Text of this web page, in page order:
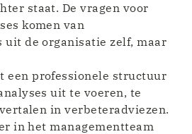
staat. De vragen voor
komen van
uit de organisatie zelf, maar
een professionele structuur
uit te voeren, te
in verbeteradviezen.
in het managementteam